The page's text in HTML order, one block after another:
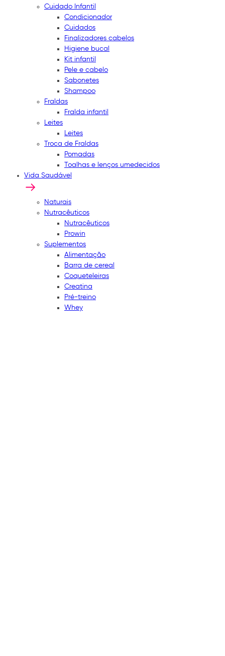
Cuidado Infantil
Condicionador
Cuidados
Finalizadores cabelos
Higiene bucal
Kit infantil
Pele e cabelo
Sabonetes
Shampoo
Fraldas
Fralda infantil
Leites
Leites
Troca de Fraldas
Pomadas
Toalhas e lenços umedecidos
Vida Saudável
Naturais
Nutracêuticos
Nutracêuticos
Prowin
Suplementos
Alimentação
Barra de cereal
Coqueteleiras
Creatina
Pré-treino
Whey